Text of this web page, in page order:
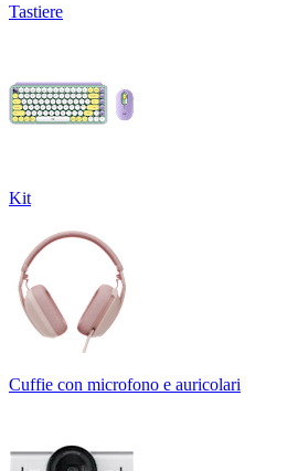
Tastiere
Kit
Cuffie con microfono e auricolari